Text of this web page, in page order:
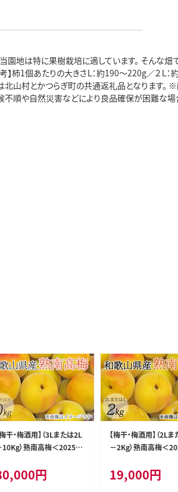
園地は特に果樹栽培に適しています。 そんな
考】柿1個あたりの大きさＬ：約190～220g／２
北山村とかつらぎ町の共通返礼品となります
順や自然災害などにより良品確保が困難な場
梅干・梅酒用】（3Lまたは2L
10Kg）熟南高梅＜2025年
発送予定＞【art009A】
円
【梅干・梅酒用】（2L
－2Kg）熟南高梅＜
発送予定＞【art010A】
19,000円